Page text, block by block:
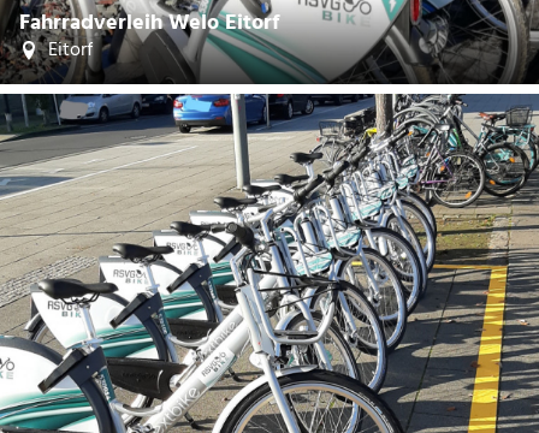
Fahrradverleih Welo Eitorf
Eitorf